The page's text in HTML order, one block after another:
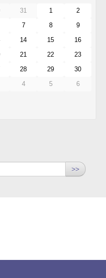
31 1
2
7 8
9
14 15
16
21 22
23
28 29
30
4 5 6
>>